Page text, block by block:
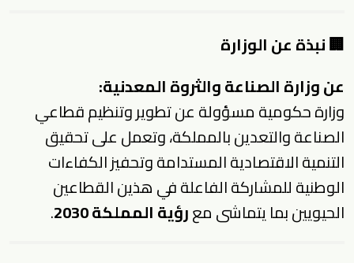
🏢 نبذة عن الوزارة
عن وزارة الصناعة والثروة المعدنية:
وزارة حكومية مسؤولة عن تطوير وتنظيم قطاعي
الصناعة والتعدين بالمملكة، وتعمل على تحقيق
التنمية الاقتصادية المستدامة وتحفيز الكفاءات
الوطنية للمشاركة الفاعلة في هذين القطاعين
الحيويين بما يتماشى معرؤية المملكة 2030 .